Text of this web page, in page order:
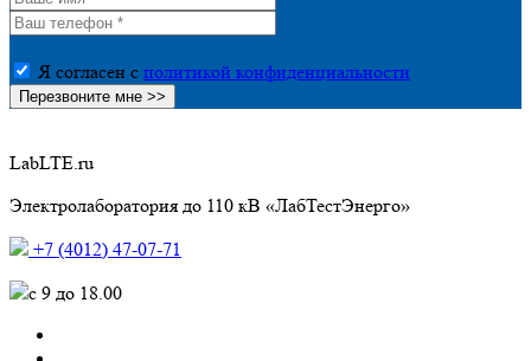
Я согласен с политикой конфиденциальности
LabLTE.ru
Электролаборатория до 110 кВ «ЛабТестЭнерго»
+7 (4012) 47-07-71
c 9 до 18.00